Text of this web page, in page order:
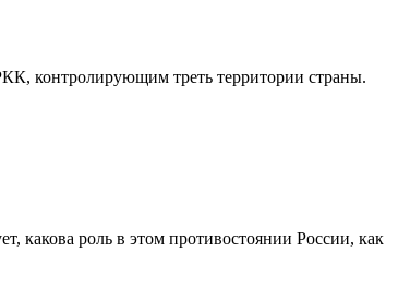
контролирующим треть территории страны.
какова роль в этом противостоянии России, как